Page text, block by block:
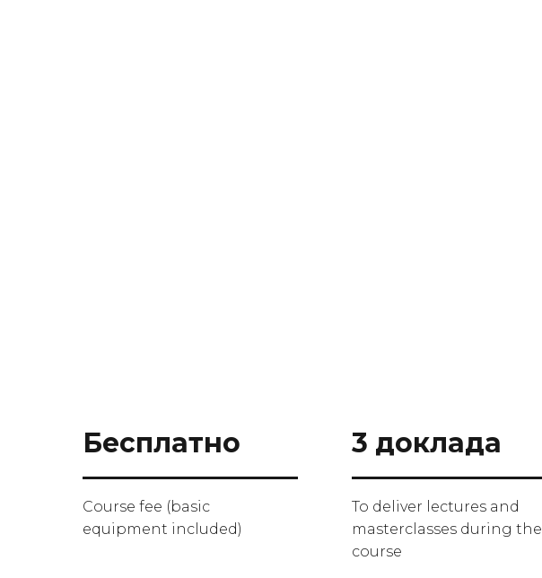
Бесплатно
Course fee (basic
equipment included)
3 доклада
To deliver lectures and
masterclasses during the
course